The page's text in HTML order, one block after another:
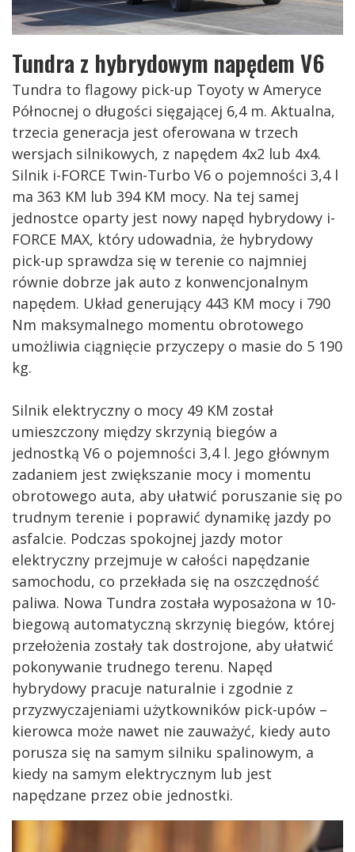
Tundra z hybrydowym napędem V6
Tundra to flagowy pick-up Toyoty w Ameryce
Północnej o długości sięgającej 6,4 m. Aktualna,
trzecia generacja jest oferowana w trzech
wersjach silnikowych, z napędem 4x2 lub 4x4.
Silnik i-FORCE Twin-Turbo V6 o pojemności 3,4 l
ma 363 KM lub 394 KM mocy. Na tej samej
jednostce oparty jest nowy napęd hybrydowy i-
FORCE MAX, który udowadnia, że hybrydowy
pick-up sprawdza się w terenie co najmniej
równie dobrze jak auto z konwencjonalnym
napędem. Układ generujący 443 KM mocy i 790
Nm maksymalnego momentu obrotowego
umożliwia ciągnięcie przyczepy o masie do 5 190
kg.
Silnik elektryczny o mocy 49 KM został
umieszczony między skrzynią biegów a
jednostką V6 o pojemności 3,4 l. Jego głównym
zadaniem jest zwiększanie mocy i momentu
obrotowego auta, aby ułatwić poruszanie się po
trudnym terenie i poprawić dynamikę jazdy po
asfalcie. Podczas spokojnej jazdy motor
elektryczny przejmuje w całości napędzanie
samochodu, co przekłada się na oszczędność
paliwa. Nowa Tundra została wyposażona w 10-
biegową automatyczną skrzynię biegów, której
przełożenia zostały tak dostrojone, aby ułatwić
pokonywanie trudnego terenu. Napęd
hybrydowy pracuje naturalnie i zgodnie z
przyzwyczajeniami użytkowników pick-upów –
kierowca może nawet nie zauważyć, kiedy auto
porusza się na samym silniku spalinowym, a
kiedy na samym elektrycznym lub jest
napędzane przez obie jednostki.